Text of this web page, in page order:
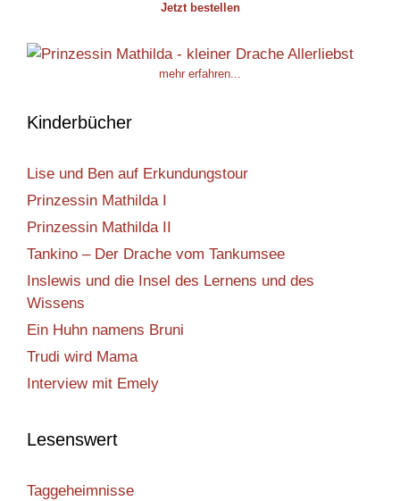
Jetzt bestellen
mehr erfahren...
Kinderbücher
Lise und Ben auf Erkundungstour
Prinzessin Mathilda I
Prinzessin Mathilda II
Tankino – Der Drache vom Tankumsee
Inslewis und die Insel des Lernens und des
Wissens
Ein Huhn namens Bruni
Trudi wird Mama
Interview mit Emely
Lesenswert
Taggeheimnisse